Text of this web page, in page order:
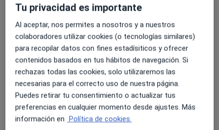
Primera visita Pediatría
Detalles
Espirometría forzada
Detalles
Inmunoterapia parenteral
Detalles
Pruebas de broncodilatación
Tu privacidad es importante
Al aceptar, nos permites a nosotros y a nuestros
colaboradores utilizar cookies (o tecnologías similares)
para recopilar datos con fines estadísiticos y ofrecer
contenidos basados en tus hábitos de navegación. Si
rechazas todas las cookies, solo utilizaremos las
necesarias para el correcto uso de nuestra página.
Puedes retirar tu consentimiento o actualizar tus
preferencias en cualquier momento desde ajustes. Más
información en Política de cookies.